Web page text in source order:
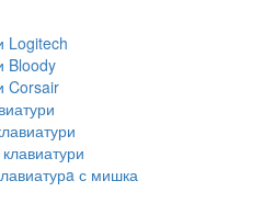
Logitech
Bloody
Corsair
с мишка